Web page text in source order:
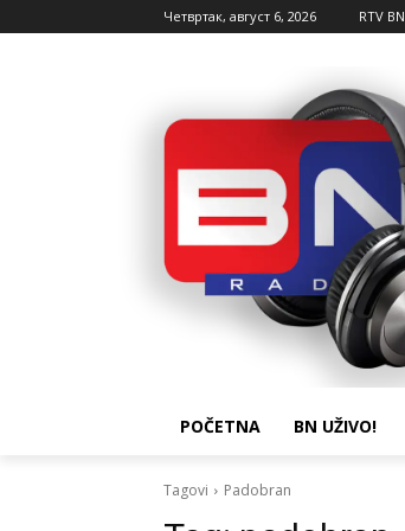
Четвртак, август 6, 2026 RTV BN
POČETNA BN UŽIVO!
Tagovi Padobran